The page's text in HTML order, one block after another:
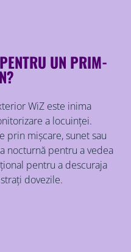
UN PRIM-
WiZ este inima
a locuinței.
prin mișcare, sunet sau
nocturnă pentru a vedea
pentru a descuraja
dovezile.